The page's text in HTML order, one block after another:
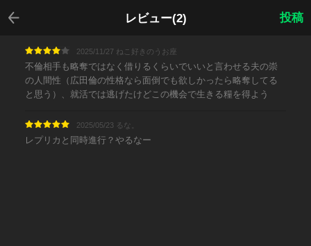
レビュー(2)
戻る
投稿
2025/11/27 ねこ好きのうお座
不倫相手も略奪ではなく借りるくらいでいいと言わせる夫の崇
の人間性（広田倫の性格なら面倒でも欲しかったら略奪してる
と思う）、就活では逃げたけどこの機会で生きる糧を得よう
2025/05/23 るな。
レプリカと同時進行？やるなー